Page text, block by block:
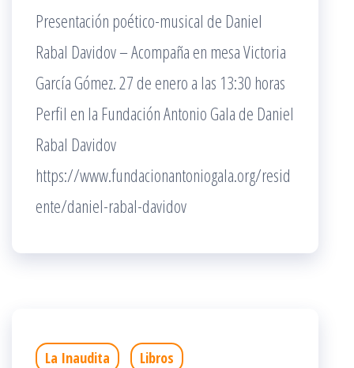
Presentación poético-musical de Daniel
Rabal Davidov – Acompaña en mesa Victoria
García Gómez. 27 de enero a las 13:30 horas
Perfil en la Fundación Antonio Gala de Daniel
Rabal Davidov
https://www.fundacionantoniogala.org/resid
ente/daniel-rabal-davidov
La Inaudita
Libros